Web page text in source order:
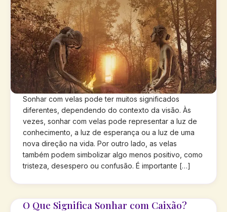
Sonhar com velas pode ter muitos significados
diferentes, dependendo do contexto da visão. Às
vezes, sonhar com velas pode representar a luz de
conhecimento, a luz de esperança ou a luz de uma
nova direção na vida. Por outro lado, as velas
também podem simbolizar algo menos positivo, como
tristeza, desespero ou confusão. É importante […]
O Que Significa Sonhar com Caixão?